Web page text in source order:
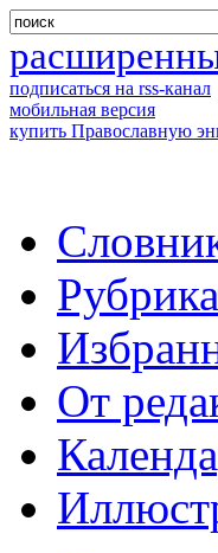
подписаться на rss-канал
мобильная версия
купить Православную
От